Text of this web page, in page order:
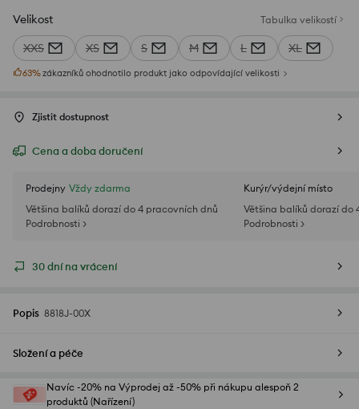
Velikost Tabulka velikostí
XXS XS S M L XL
63%zákazníků ohodnotilo produkt jako odpovídající velikosti
Zjistit dostupnost
Cena a doba doručení
Prodejny Vždy zdarma
Většina balíků dorazí do 4 pracovních dnů
Podrobnosti >
Kurýr/výdejní místo
Většina balíků dorazí do
Podrobnosti >
30 dní na vrácení
Popis 8818J-00X
Složení a péče
Navíc -20% na Výprodej až -50% při nákupu alespoň 2
produktů (Nařízení)